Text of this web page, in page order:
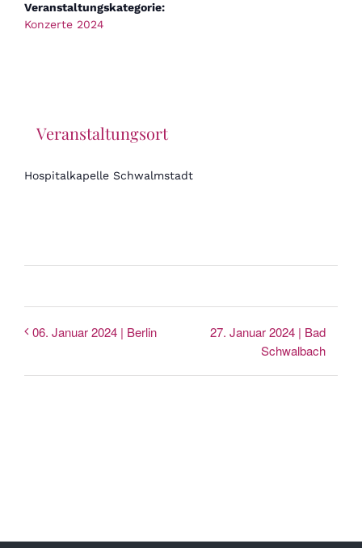
Veranstaltungskategorie:
Konzerte 2024
Veranstaltungsort
Hospitalkapelle Schwalmstadt
06. Januar 2024 | Berlin
27. Januar 2024 | Bad
Schwalbach